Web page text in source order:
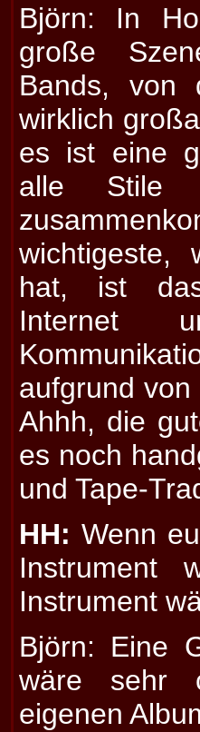
Björn: In
große
Bands, von
wirklich
es ist eine
alle Stile
wichtigeste,
hat, ist
Internet
aufgrund
Ahhh, die
es noch
und Tape-
HH: Wenn
Instrument
Instrument
Björn: Eine
wäre sehr
eigenen